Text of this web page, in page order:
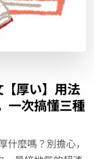
【厚い】用法
一次搞懂三種
麼嗎？別擔心，